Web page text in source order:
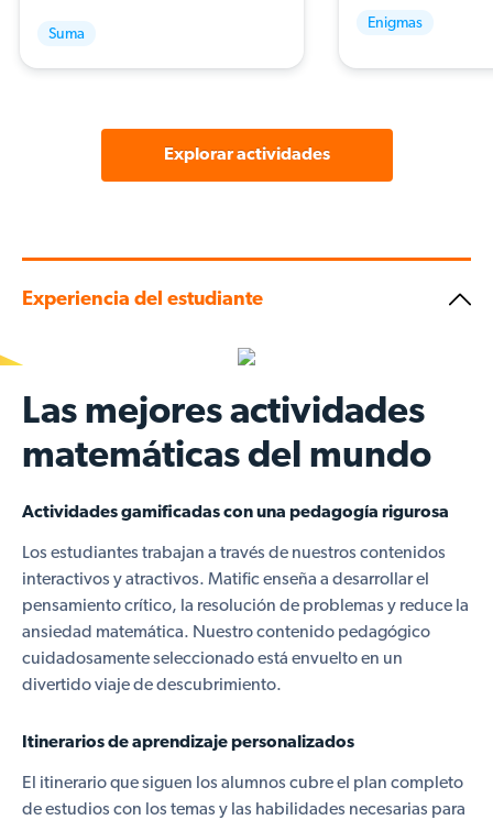
Suma
Enigmas
Explorar actividades
Experiencia del estudiante
Las mejores actividades
matemáticas del mundo
Actividades gamificadas con una pedagogía rigurosa
Los estudiantes trabajan a través de nuestros contenidos
interactivos y atractivos. Matific enseña a desarrollar el
pensamiento crítico, la resolución de problemas y reduce la
ansiedad matemática. Nuestro contenido pedagógico
cuidadosamente seleccionado está envuelto en un
divertido viaje de descubrimiento.
Itinerarios de aprendizaje personalizados
El itinerario que siguen los alumnos cubre el plan completo
de estudios con los temas y las habilidades necesarias para